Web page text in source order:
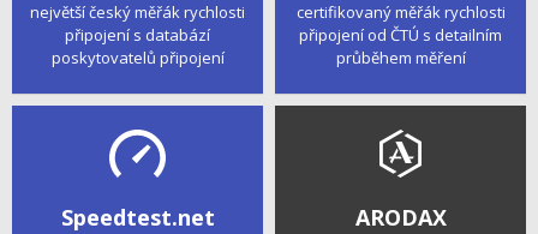
největší český měřák rychlosti
připojení s databází
poskytovatelů připojení
certifikovaný měřák rychlosti
připojení od ČTÚ s detailním
průběhem měření
Speedtest.net ARODAX